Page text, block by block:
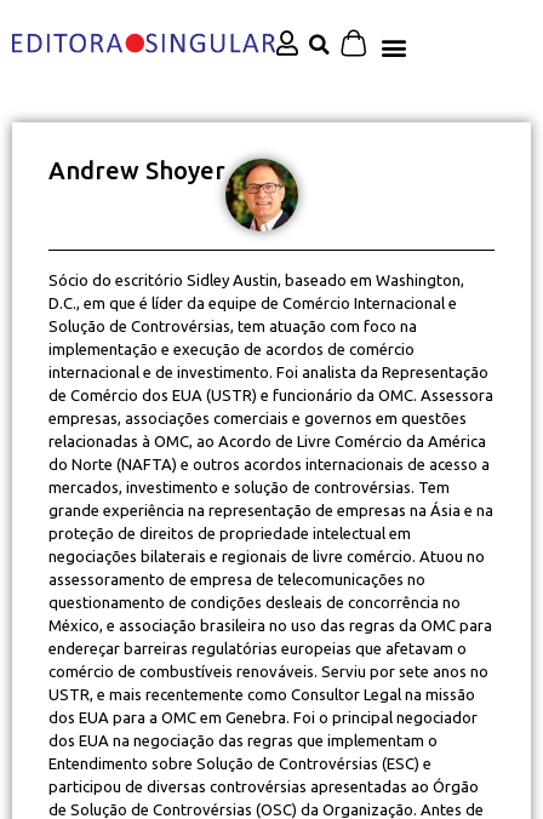
Andrew Shoyer
Sócio do escritório Sidley Austin, baseado em Washington,
D.C., em que é líder da equipe de Comércio Internacional e
Solução de Controvérsias, tem atuação com foco na
implementação e execução de acordos de comércio
internacional e de investimento. Foi analista da Representação
de Comércio dos EUA (USTR) e funcionário da OMC. Assessora
empresas, associações comerciais e governos em questões
relacionadas à OMC, ao Acordo de Livre Comércio da América
do Norte (NAFTA) e outros acordos internacionais de acesso a
mercados, investimento e solução de controvérsias. Tem
grande experiência na representação de empresas na Ásia e na
proteção de direitos de propriedade intelectual em
negociações bilaterais e regionais de livre comércio. Atuou no
assessoramento de empresa de telecomunicações no
questionamento de condições desleais de concorrência no
México, e associação brasileira no uso das regras da OMC para
endereçar barreiras regulatórias europeias que afetavam o
comércio de combustíveis renováveis. Serviu por sete anos no
USTR, e mais recentemente como Consultor Legal na missão
dos EUA para a OMC em Genebra. Foi o principal negociador
dos EUA na negociação das regras que implementam o
Entendimento sobre Solução de Controvérsias (ESC) e
participou de diversas controvérsias apresentadas ao Órgão
de Solução de Controvérsias (OSC) da Organização. Antes de